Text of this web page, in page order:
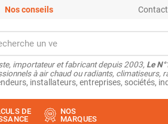
Nos conseils Contact
importateur et fabricant depuis 2003, Le
à air chaud ou radiants, climatiseurs,
installateurs, entreprises, sociétés,
DE
NOS
MARQUES